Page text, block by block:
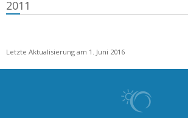
2011
Letzte Aktualisierung am 1. Juni 2016